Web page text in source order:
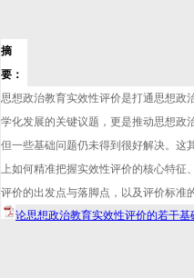
摘
要：
思想政治教育实效性评价是打通思想政
学化发展的关键议题，更是推动思想政
但一些基础问题仍未得到很好解决。这
上如何精准把握实效性评价的核心特征
评价的出发点与落脚点，以及评价标准
论思想政治教育实效性评价的若干基